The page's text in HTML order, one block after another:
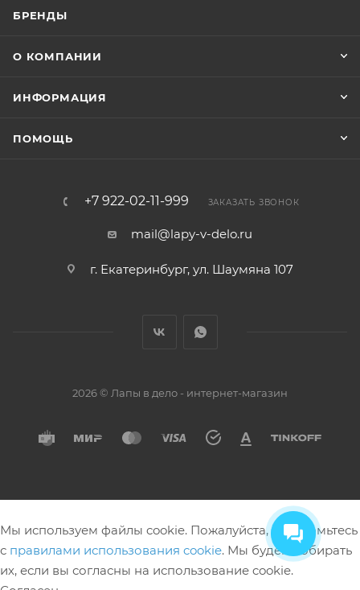
БРЕНДЫ
О КОМПАНИИ
ИНФОРМАЦИЯ
ПОМОЩЬ
+7 922-02-11-999 ЗАКАЗАТЬ ЗВОНОК
mail@lapy-v-delo.ru
г. Екатеринбург, ул. Шаумяна 107
2026 © Лапы в дело - интернет-магазин
Мы используем файлы cookie. Пожалуйста, ознакомьтесь
с правилами использования cookie. Мы будем собирать
их, если вы согласны на использование cookie.